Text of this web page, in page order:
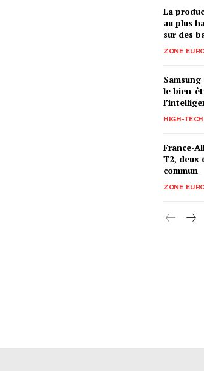
La
au plus
sur des
ZONE
le bien-
HIGH-TECH
France-
T2, deux
commun
ZONE